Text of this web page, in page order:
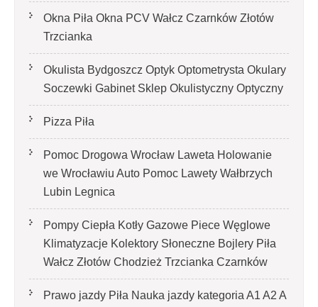
Okna Piła Okna PCV Wałcz Czarnków Złotów
Trzcianka
Okulista Bydgoszcz Optyk Optometrysta Okulary
Soczewki Gabinet Sklep Okulistyczny Optyczny
Pizza Piła
Pomoc Drogowa Wrocław Laweta Holowanie
we Wrocławiu Auto Pomoc Lawety Wałbrzych
Lubin Legnica
Pompy Ciepła Kotły Gazowe Piece Węglowe
Klimatyzacje Kolektory Słoneczne Bojlery Piła
Wałcz Złotów Chodzież Trzcianka Czarnków
Prawo jazdy Piła Nauka jazdy kategoria A1 A2 A